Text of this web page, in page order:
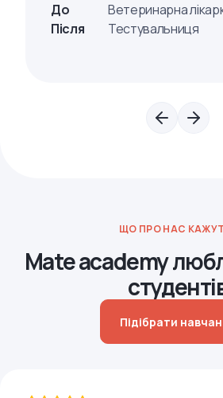
До
Ветеринарна
Після
Тестувальниця
ЩО ПРО НАС
Mate academy
Підібрати